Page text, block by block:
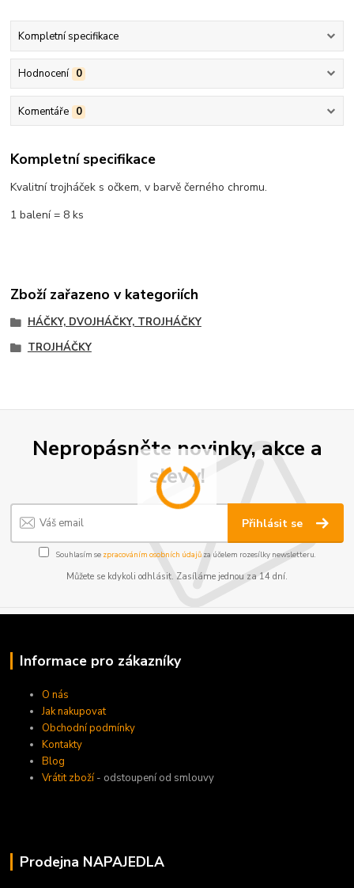
Kompletní specifikace
Hodnocení 0
Komentáře 0
Kompletní specifikace
Kvalitní trojháček s očkem, v barvě černého chromu.
1 balení = 8 ks
Zboží zařazeno v kategoriích
HÁČKY, DVOJHÁČKY, TROJHÁČKY
TROJHÁČKY
Nepropásněte novinky, akce a
slevy!
Přihlásit se
Souhlasím se zpracováním osobních údajůza účelem rozesílky newsletteru.
Můžete se kdykoli odhlásit. Zasíláme jednou za 14 dní.
Informace pro zákazníky
O nás
Jak nakupovat
Obchodní podmínky
Kontakty
Blog
Vrátit zboží - odstoupení od smlouvy
Prodejna NAPAJEDLA